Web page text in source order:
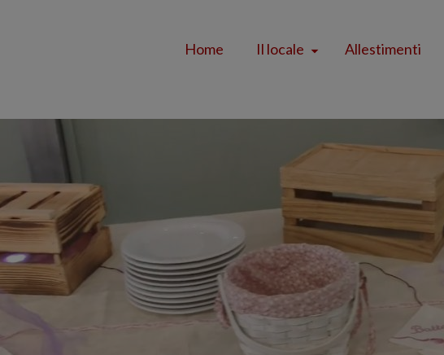
Home Il locale Allestimenti